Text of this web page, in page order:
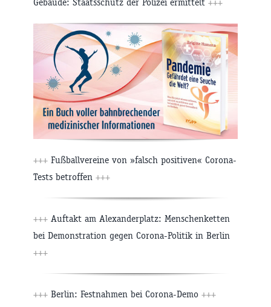
+++ Fußballvereine von »falsch positiven« Corona-
Tests betroffen +++
+++ Auftakt am Alexanderplatz: Menschenketten
bei Demonstration gegen Corona-Politik in Berlin
+++
+++ Berlin: Festnahmen bei Corona-Demo +++